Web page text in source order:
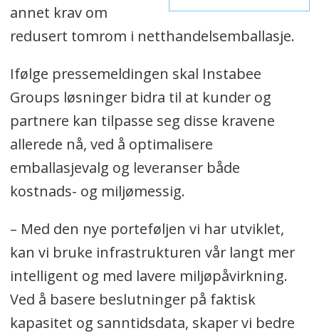
annet krav om
redusert tomrom i netthandelsemballasje.
Ifølge pressemeldingen skal Instabee
Groups løsninger bidra til at kunder og
partnere kan tilpasse seg disse kravene
allerede nå, ved å optimalisere
emballasjevalg og leveranser både
kostnads- og miljømessig.
– Med den nye porteføljen vi har utviklet,
kan vi bruke infrastrukturen vår langt mer
intelligent og med lavere miljøpåvirkning.
Ved å basere beslutninger på faktisk
kapasitet og sanntidsdata, skaper vi bedre